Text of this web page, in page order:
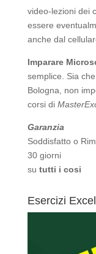
video-lezioni dei
essere
anche dal
Imparare
semplice. Sia
Bologna, non
corsi di
Garanzia
Soddisfatto o
30 giorni
su tutti i cosi
Esercizi